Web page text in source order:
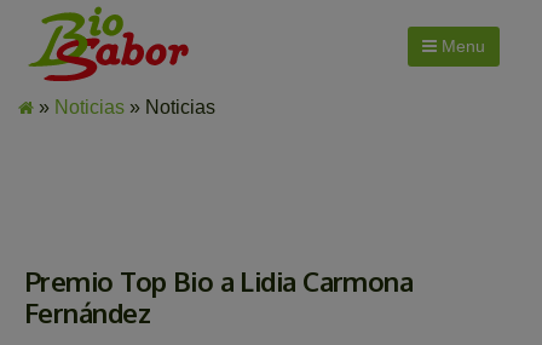
Menu
» Noticias » Noticias
Premio Top Bio a Lidia Carmona
Fernández